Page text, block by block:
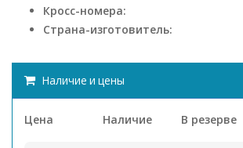
Кросс-номера:
Страна-изготовитель:
Наличие и цены
Цена Наличие В резерве